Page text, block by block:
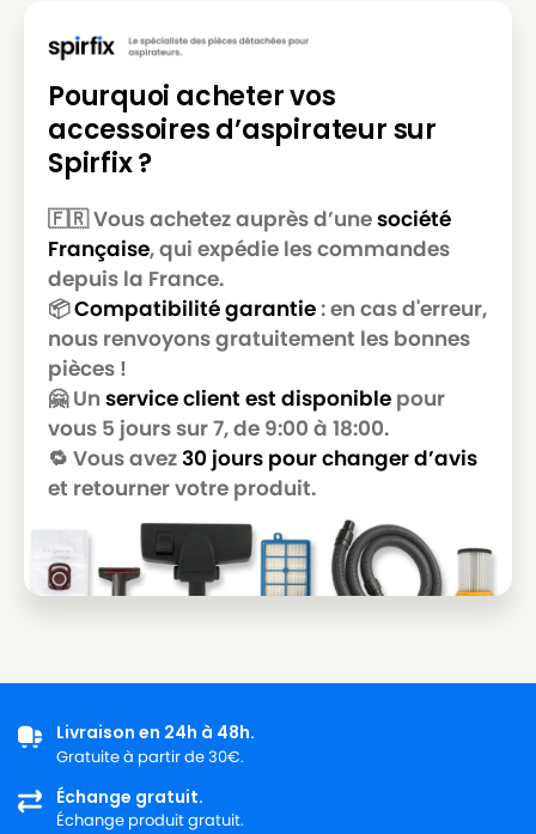
Pourquoi acheter vos
accessoires d’aspirateur sur
Spirfix ?
🇫🇷 Vous achetez auprès d’unesociété
Française, qui expédie les commandes
depuis la France.
📦Compatibilité garantie: en cas d'erreur,
nous renvoyons gratuitement les bonnes
pièces !
🤗 Un service client est disponible pour
vous 5 jours sur 7, de 9:00 à 18:00.
🔁 Vous avez30 jours pour changer d’avis
et retourner votre produit.
Livraison en 24h à 48h.
Gratuite à partir de 30€.
Échange gratuit.
Échange produit gratuit.